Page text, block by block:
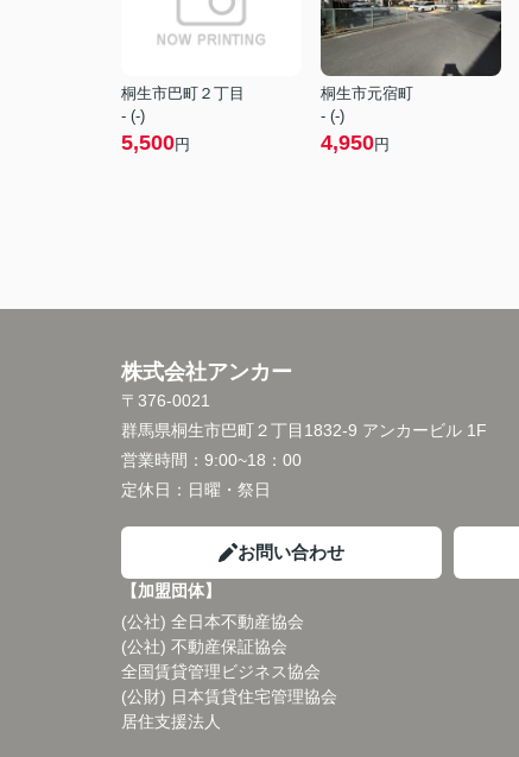
桐生市巴町２丁目
- (-)
5,500円
桐生市元宿町
- (-)
4,950円
株式会社アンカー
〒376-0021
群馬県桐生市巴町２丁目1832-9 アンカービル 1F
営業時間： 9:00~18：00
定休日： 日曜・祭日
お問い合わせ
【加盟団体】
(公社) 全日本不動産協会
(公社) 不動産保証協会
全国賃貸管理ビジネス協会
(公財) 日本賃貸住宅管理協会
居住支援法人